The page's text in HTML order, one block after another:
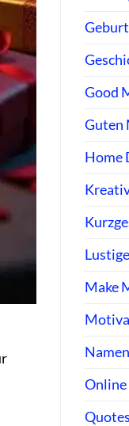
Good
Guten
Home
Make
Namen
Online
Quotes